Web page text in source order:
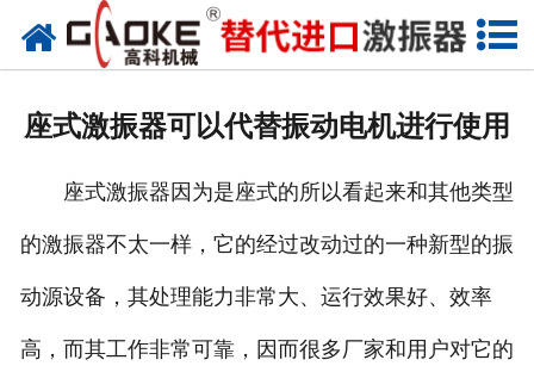
首页
联系高科
座式激振器可以代替振动电机进行使用
座式激振器因为是座式的所以看起来和其他类型
的激振器不太一样，它的经过改动过的一种新型的振
动源设备，其处理能力非常大、运行效果好、效率
高，而其工作非常可靠，因而很多厂家和用户对它的